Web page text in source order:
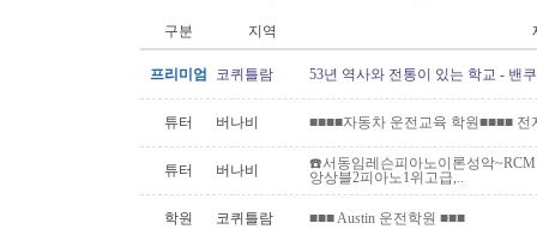
구분 지역
프리미엄 코퀴틀람 53년 역사와 전통이 있는 학교 - 밴
튜터 버나비 ■■■■자동차 운전교육 학원■■■■ 전
튜터 버나비
☎️서동임레슨피아노이론성악
앙상블2피아노1위고급,..
학원 코퀴틀람 ■■■ Austin 운전학원 ■■■